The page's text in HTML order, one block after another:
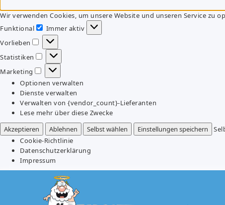
Wir verwenden Cookies, um unsere Website und unseren Service zu
Funktional
Funktional
Immer aktiv
Vorlieben
Vorlieben
Statistiken
Statistiken
Marketing
Marketing
Optionen verwalten
Dienste verwalten
Verwalten von {vendor_count}-Lieferanten
Lese mehr über diese Zwecke
Akzeptieren
Ablehnen Selbst wählen Einstellungen speichern
Cookie-Richtlinie
Datenschutzerklärung
Impressum